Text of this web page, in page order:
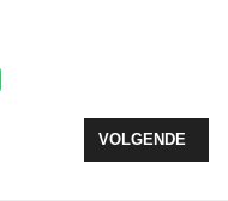
SLACHTOFFER IN
VOLGENDE
VOLGENDE